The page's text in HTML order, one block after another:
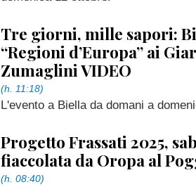
Tre giorni, mille sapori:
“Regioni d’Europa” ai
Zumaglini VIDEO
(h. 11:18)
L'evento a Biella da domani a
Progetto Frassati 2025,
fiaccolata da Oropa al
(h. 08:40)